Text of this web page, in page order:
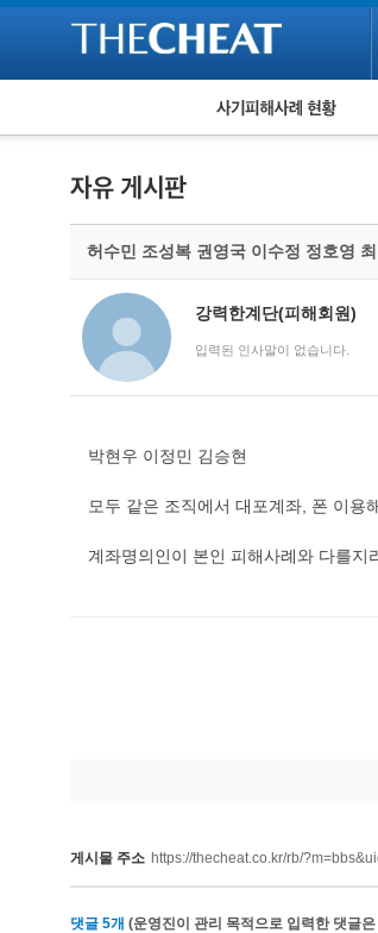
피해사례 현황
보이스피싱 피해사례
유해사이트 목록
비공개 피해사례
워킹홀리데이 피해사례
허수민 조성복 권영국 이수정 정호영
강력한계단(피해회원)
입력된 인사말이 없습니다.
박현우 이정민 김승현
모두 같은 조직에서 대포계좌, 폰 이용
계좌명의인이 본인 피해사례와 다를지
게시물 주소 https://thecheat.co.kr/rb/
댓글 5개 (운영진이 관리 목적으로 입력한 댓글